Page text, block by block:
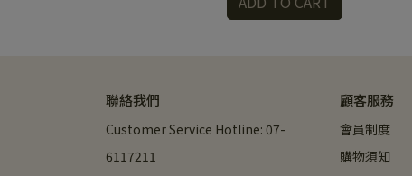
聯絡我們
Customer Service Hotline: 07-
6117211
顧客服務
會員制度
購物須知